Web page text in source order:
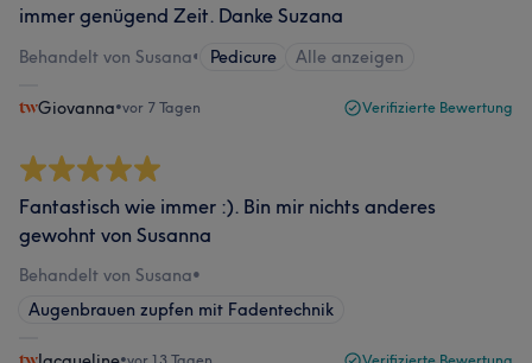
immer genügend Zeit. Danke Suzana
Behandelt von Susana• Pedicure Alle anzeigen
Giovanna•vor 7 Tagen Verifizierte Bewertung
Fantastisch wie immer :). Bin mir nichts anderes
gewohnt von Susanna
Behandelt von Susana•
Augenbrauen zupfen mit Fadentechnik